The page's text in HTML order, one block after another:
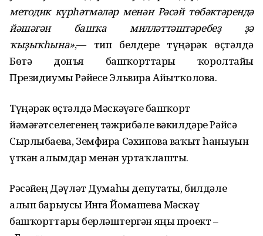
методик күрһәтмәләр менән Рәсәй төбәктәрендә
йәшәгән башҡа милләттәштәребеҙ ҙә
ҡыҙыҡһына»,— тип белдерҙе түңәрәк өҫтәлдә
Бөтә донъя башҡорттары ҡоролтайы
Президиумы Рәйесе Эльвира Айытҡолова.
Түңәрәк өҫтәлдә Мәскәүҙәге башҡорт
йәмәғәтселегенең тәжрибәле вәкилдәре Рәйсә
Сырлыбаева, Земфира Сәхипова ваҡыт һаныуын
үткән алымдар менән уртаҡлашты.
Рәсәйҙең Дәүләт Думаһы депутаты, билдәле
алып барыусы Инга Йомашева Мәскәү
башҡорттары берләштергән яңы проект –